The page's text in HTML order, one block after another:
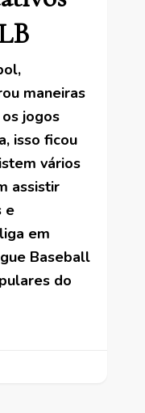
maneiras
jogos
isso ficou
vários
assistir
e
em
Baseball
do